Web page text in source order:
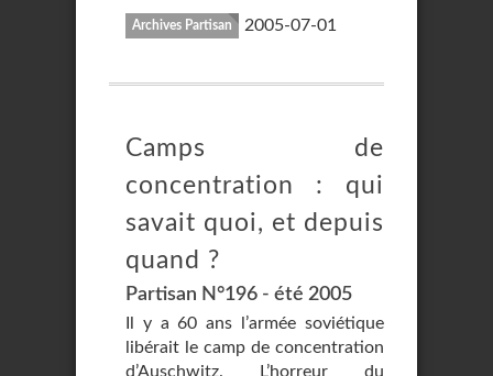
Archives Partisan 2005-07-01
Camps de
concentration : qui
savait quoi, et depuis
quand ?
Partisan N°196 - été 2005
Il y a 60 ans l’armée soviétique
libérait le camp de concentration
d’Auschwitz. L’horreur du